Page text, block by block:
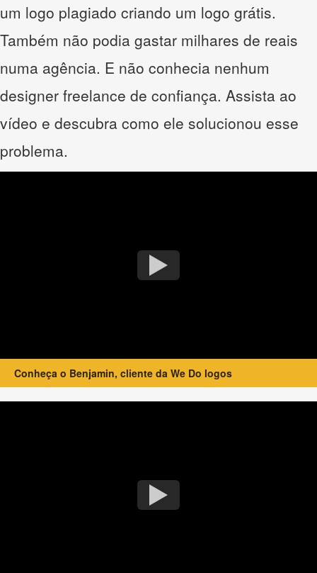
um logo plagiado criando um logo grátis.
Também não podia gastar milhares de reais
numa agência. E não conhecia nenhum
designer freelance de confiança. Assista ao
vídeo e descubra como ele solucionou esse
problema.
Conheça o Benjamin, cliente da We Do logos